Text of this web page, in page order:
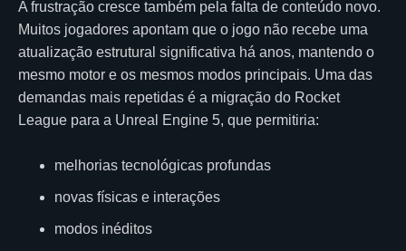
A frustração cresce também pela falta de conteúdo novo.
Muitos jogadores apontam que o jogo não recebe uma
atualização estrutural significativa há anos, mantendo o
mesmo motor e os mesmos modos principais. Uma das
demandas mais repetidas é a migração do Rocket
League para a Unreal Engine 5, que permitiria:
melhorias tecnológicas profundas
novas físicas e interações
modos inéditos